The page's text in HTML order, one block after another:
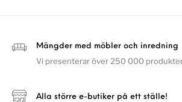
Mängder med möbler och inredning
Vi presenterar över 250 000
Alla större e-butiker på ett ställe!